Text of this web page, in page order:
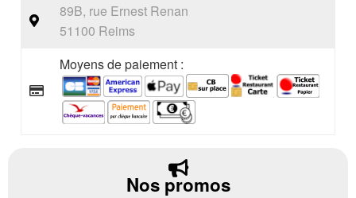
89B, rue Ernest Renan
51100 Reims
Moyens de paiement :
Nos promos